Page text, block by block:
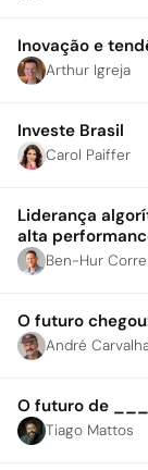
Inovação e
Arthur Igreja
Investe Brasil
Carol Paiffer
Liderança
alta
Ben-Hur
O futuro
André
O futuro de
Tiago Mattos